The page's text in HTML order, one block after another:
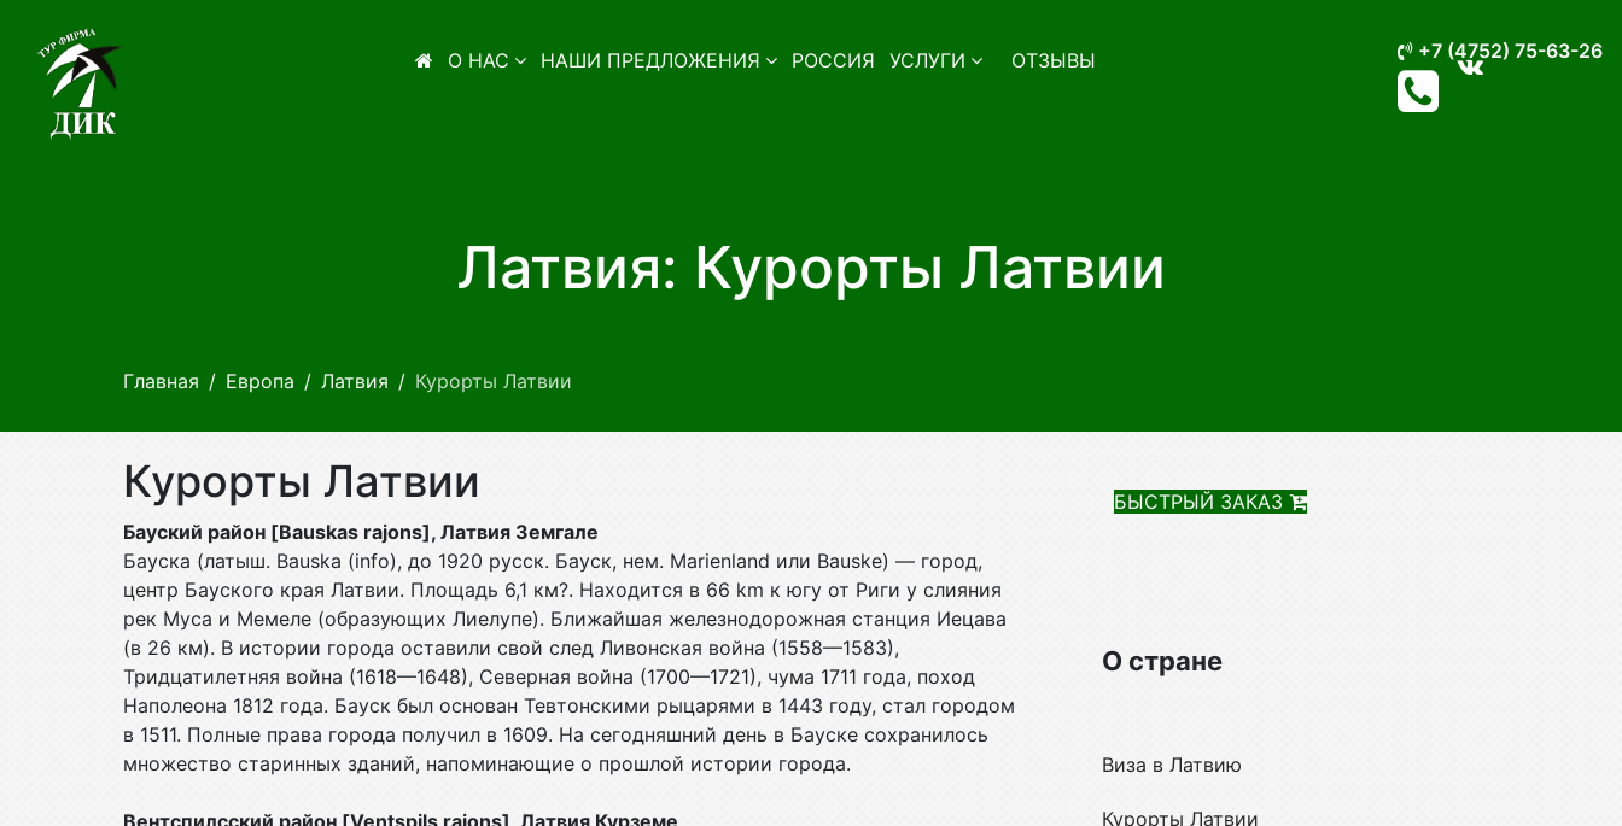
О НАС НАШИ ПРЕДЛОЖЕНИЯ РОССИЯ УСЛУГИ ОТЗЫВЫ +7 (4752) 75-63-26
Латвия: Курорты Латвии
Главная Европа Латвия Курорты Латвии
Курорты Латвии
Бауский район [Bauskas rajons], Латвия Земгале
Бауска (латыш. Bauska (info), до 1920 русск. Бауск, нем. Marienland или Bauske) — город,
центр Бауского края Латвии. Площадь 6,1 км?. Находится в 66 km к югу от Риги у слияния
рек Муса и Мемеле (образующих Лиелупе). Ближайшая железнодорожная станция Иецава
(в 26 км). В истории города оставили свой след Ливонская война (1558—1583),
Тридцатилетняя война (1618—1648), Северная война (1700—1721), чума 1711 года, поход
Наполеона 1812 года. Бауск был основан Тевтонскими рыцарями в 1443 году, стал городом
в 1511. Полные права города получил в 1609. На сегодняшний день в Бауске сохранилось
множество старинных зданий, напоминающие о прошлой истории города.
Вентспилсский район [Ventspils rajons], Латвия Курземе
БЫСТРЫЙ ЗАКАЗ
О стране
Виза в Латвию
Курорты Латвии